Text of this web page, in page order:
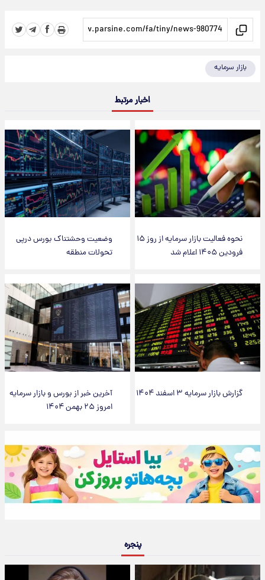
بازار سرمایه
اخبار مرتبط
نحوه فعالیت بازار سرمایه از روز ۱۵
فرودین ۱۴۰۵ اعلام شد
وضعیت وحشتناک بورس درپی
تحولات منطقه
گزارش بازار سرمایه ۳ اسفند ۱۴۰۴
آخرین خبر از بورس و بازار سرمایه
امروز ۲۵ بهمن ۱۴۰۴
پنجره